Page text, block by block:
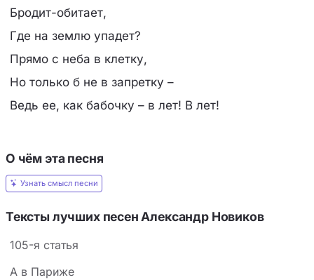
Бродит-обитает,
Где на землю упадет?
Прямо с неба в клетку,
Но только б не в запретку –
Ведь ее, как бабочку – в лет! В лет!
О чём эта песня
Узнать смысл песни
Тексты лучших песен Александр Новиков
105-я статья
А в Париже